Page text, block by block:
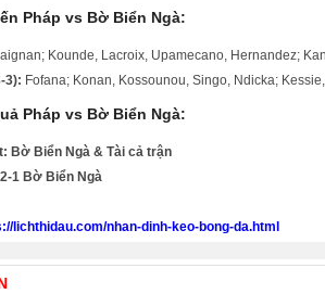
Pháp vs Bờ Biển Ngà:
Kounde, Lacroix, Upamecano, Hernandez;
3): Fofana; Konan, Kossounou, Singo, Ndicka;
Pháp vs Bờ Biển Ngà:
Bờ Biển Ngà & Tài cả trận
1 Bờ Biển Ngà
lichthidau.com/nhan-dinh-keo-bong-da.html